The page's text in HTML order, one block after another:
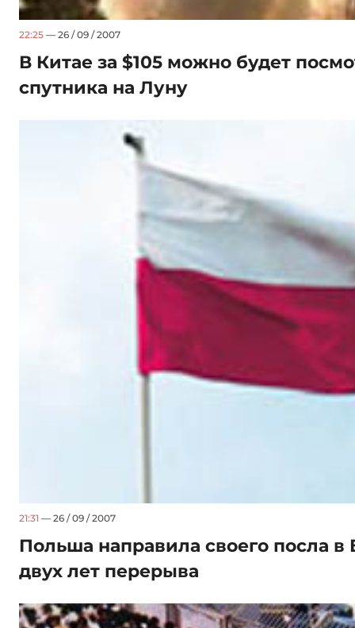
22:25 — 26 / 09 / 2007
В Китае за $105 можно будет
спутника на Луну
21:31 — 26 / 09 / 2007
Польша направила своего посла
двух лет перерыва